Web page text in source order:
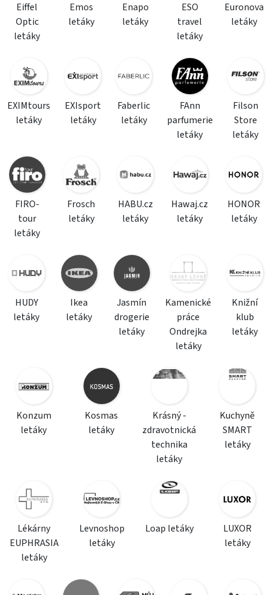
Eiffel
Optic
letáky
Emos
letáky
Enapo
letáky
ESO
travel
letáky
Euronova
letáky
EXIMtours
letáky
EXIsport
letáky
Faberlic
letáky
FAnn
parfumerie
letáky
Filson
Store
letáky
FIRO-
tour
letáky
Frosch
letáky
HABU.cz
letáky
Hawaj.cz
letáky
HONOR
letáky
HUDY
letáky
Ikea
letáky
Jasmín
drogerie
letáky
Kamenické
práce
Ondrejka
letáky
Knižní
klub
letáky
Konzum
letáky
Kosmas
letáky
Krásný -
zdravotnická
technika
letáky
Kuchyně
SMART
letáky
Lékárny
EUPHRASIA
letáky
Levnoshop
letáky
Loap letáky
LUXOR
letáky